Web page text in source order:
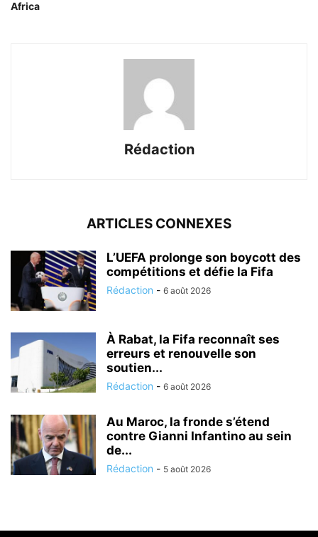
Africa
Rédaction
ARTICLES CONNEXES
L’UEFA prolonge son boycott des
compétitions et défie la Fifa
Rédaction - 6 août 2026
À Rabat, la Fifa reconnaît ses
erreurs et renouvelle son
soutien...
Rédaction - 6 août 2026
Au Maroc, la fronde s’étend
contre Gianni Infantino au sein
de...
Rédaction - 5 août 2026